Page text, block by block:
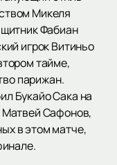
Микеля
Фабиан
игрок Витиньо
тайме,
парижан.
Букайо Сака на
Матвей Сафонов,
в этом матче,